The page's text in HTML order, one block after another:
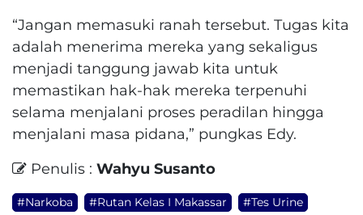
“Jangan memasuki ranah tersebut. Tugas kita
adalah menerima mereka yang sekaligus
menjadi tanggung jawab kita untuk
memastikan hak-hak mereka terpenuhi
selama menjalani proses peradilan hingga
menjalani masa pidana,” pungkas Edy.
Penulis : Wahyu Susanto
#Narkoba #Rutan Kelas I Makassar #Tes Urine